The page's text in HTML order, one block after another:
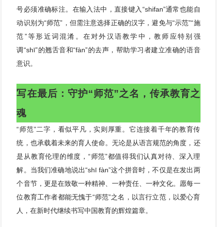
号必须准确标注。在输入法中，直接键入“shifan”通常也能自
动识别为“师范”，但需注意选择正确的汉字，避免与“示范”“施
范”等形近词混淆。在对外汉语教学中，教师应特别强
调“shī”的翘舌音和“fàn”的去声，帮助学习者建立准确的语音
意识。
写在最后：守护“师范”之名，传承教育之
魂
“师范”二字，看似平凡，实则厚重。它连接着千年的教育传
统，也承载着未来的育人使命。无论是从语言规范的角度，还
是从教育伦理的维度，“师范”都值得我们认真对待、深入理
解。当我们准确地说出“shī fàn”这个拼音时，不仅是在发出两
个音节，更是在致敬一种精神、一种责任、一种文化。愿每一
位教育工作者都能无愧于“师范”之名，以言行立范，以爱心育
人，在新时代继续书写中国教育的辉煌篇章。